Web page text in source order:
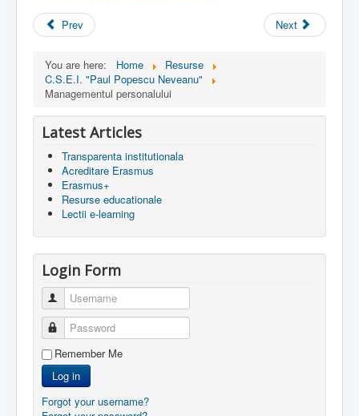
Prev Next
You are here: Home
Resurse
C.S.E.I. "Paul Popescu Neveanu"
Managementul personalului
Latest Articles
Transparenta institutionala
Acreditare Erasmus
Erasmus+
Resurse educationale
Lectii e-learning
Login Form
Username
Password
Remember Me
Log in
Forgot your username?